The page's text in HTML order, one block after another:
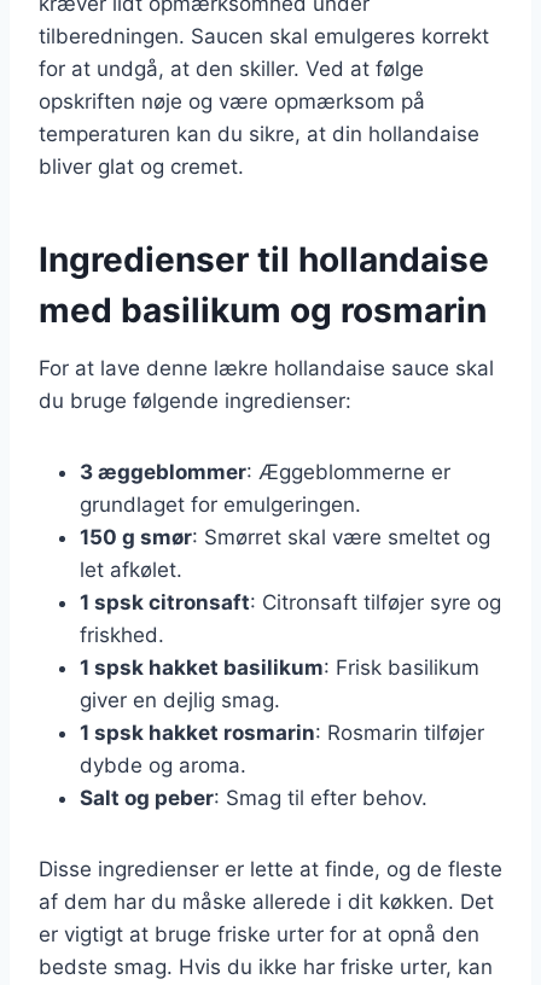
tilberedningen. Saucen skal emulgeres korrekt
for at undgå, at den skiller. Ved at følge
opskriften nøje og være opmærksom på
temperaturen kan du sikre, at din hollandaise
bliver glat og cremet.
Ingredienser til hollandaise
med basilikum og rosmarin
For at lave denne lækre hollandaise sauce skal
du bruge følgende ingredienser:
3 æggeblommer: Æggeblommerne er
grundlaget for emulgeringen.
150 g smør: Smørret skal være smeltet og
let afkølet.
1 spsk citronsaft: Citronsaft tilføjer syre og
friskhed.
1 spsk hakket basilikum: Frisk basilikum
giver en dejlig smag.
1 spsk hakket rosmarin: Rosmarin tilføjer
dybde og aroma.
Salt og peber: Smag til efter behov.
Disse ingredienser er lette at finde, og de fleste
af dem har du måske allerede i dit køkken. Det
er vigtigt at bruge friske urter for at opnå den
bedste smag. Hvis du ikke har friske urter, kan